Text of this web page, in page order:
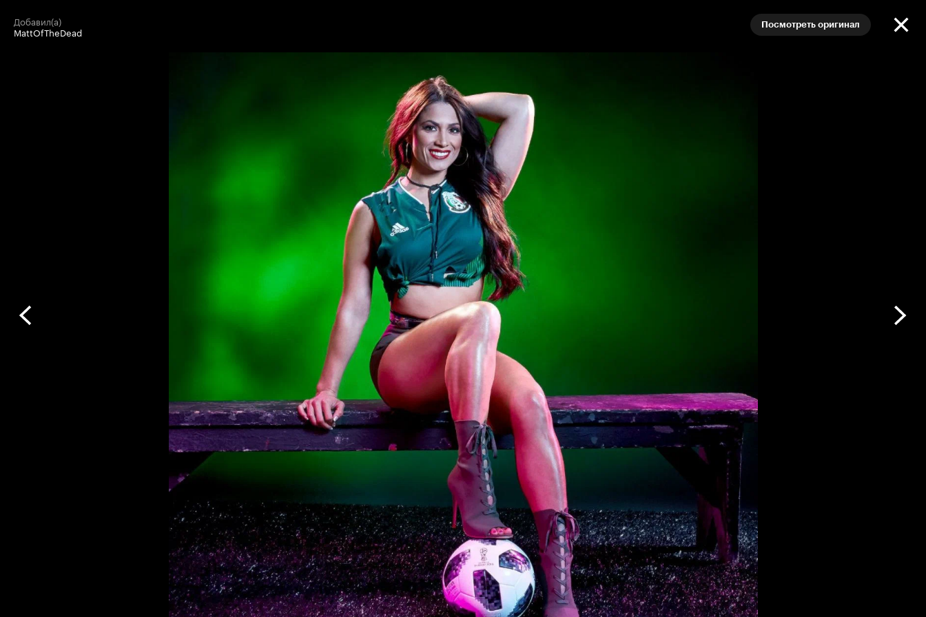
добавил(а)
MattOfTheDead
Посмотреть оригинал